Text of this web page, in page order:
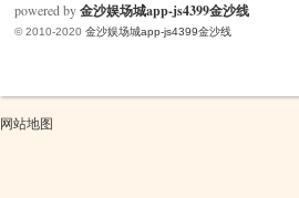
powered by金沙娱场城app-js4399金沙线
© 2010-2020 金沙娱场城app-js4399金沙线
网站地图